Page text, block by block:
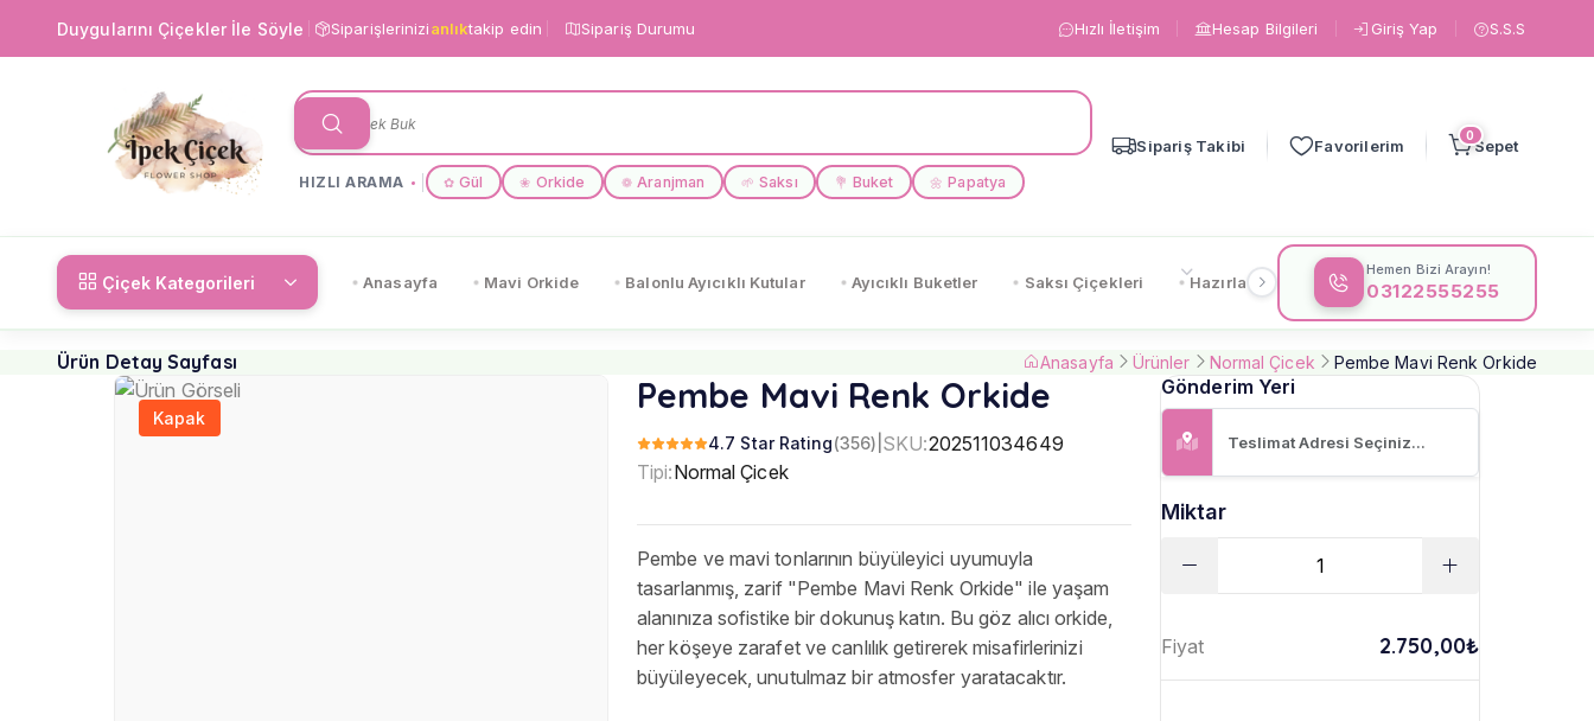
Duygularını Çiçekler İle Söyle Siparişlerinizianlıktakip edin Sipariş Durumu Hızlı İletişim Hesap Bilgileri Giriş Yap S.S.S
HIZLI ARAMA ✿ Gül ❀ Orkide ❁ Aranjman 🌱 Saksı 💐 Buket 🌼 Papatya
Sipariş Takibi Favorilerim
0
Sepet
Çiçek Kategorileri Anasayfa Mavi Orkide Balonlu Ayıcıklı Kutular Ayıcıklı Buketler Saksı Çiçekleri Hazırlanışa Göre Çiçeklere Göre
Hemen Bizi Arayın!
03122555255
Ürün Detay Sayfası Anasayfa Ürünler Normal Çicek Pembe Mavi Renk Orkide
Kapak
Pembe Mavi Renk Orkide
4.7 Star Rating(356) SKU:202511034649
Tipi:Normal Çicek
Pembe ve mavi tonlarının büyüleyici uyumuyla
tasarlanmış, zarif "Pembe Mavi Renk Orkide" ile yaşam
alanınıza sofistike bir dokunuş katın. Bu göz alıcı orkide,
her köşeye zarafet ve canlılık getirerek misafirlerinizi
büyüleyecek, unutulmaz bir atmosfer yaratacaktır.
Gönderim Yeri
Miktar
Fiyat 2.750,00₺